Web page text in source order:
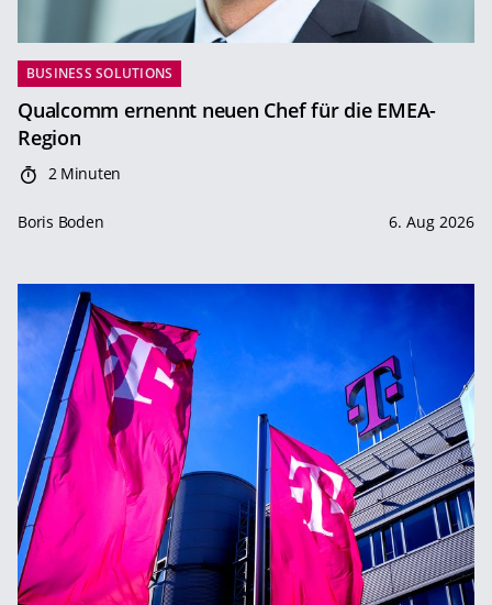
BUSINESS SOLUTIONS
Qualcomm ernennt neuen Chef für die EMEA-
Region
2 Minuten
Boris Boden 6. Aug 2026